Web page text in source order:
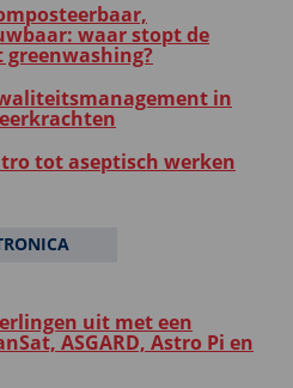
waar stopt de
in
tot aseptisch werken
uit met een
ASGARD, Astro Pi en